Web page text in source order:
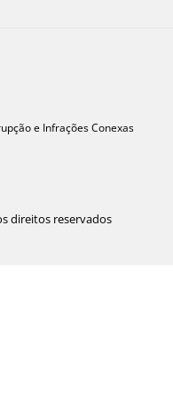
e Infrações Conexas
direitos reservados